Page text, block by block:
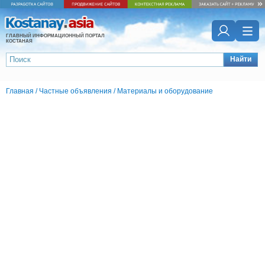
ГЛАВНЫЙ ИНФОРМАЦИОННЫЙ ПОРТАЛ
КОСТАНАЯ
Найти
Главная / Частные объявления / Материалы и оборудование